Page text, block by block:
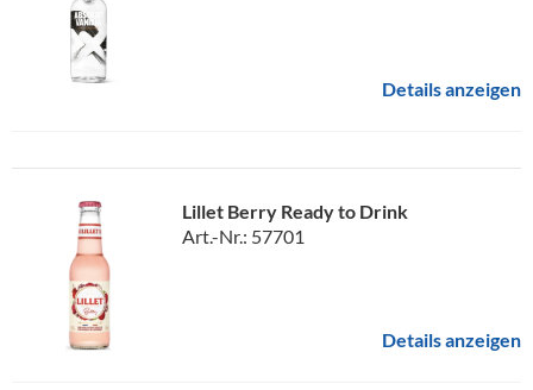
Details anzeigen
Lillet Berry Ready to Drink
Art.-Nr.: 57701
Details anzeigen